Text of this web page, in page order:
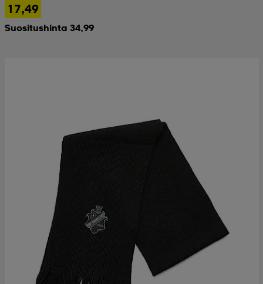
17,49
Suositushinta 34,99